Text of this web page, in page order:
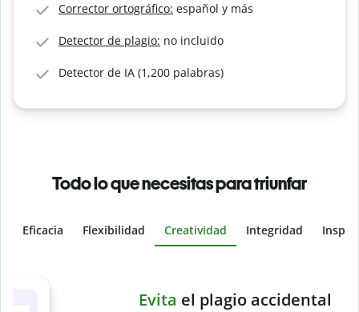
Corrector ortográfico: español y más
Detector de plagio: no incluido
Detector de IA (1,200 palabras)
Todo lo que necesitas para triunfar
Eficacia Flexibilidad Creatividad Integridad
Slide 4 of 6